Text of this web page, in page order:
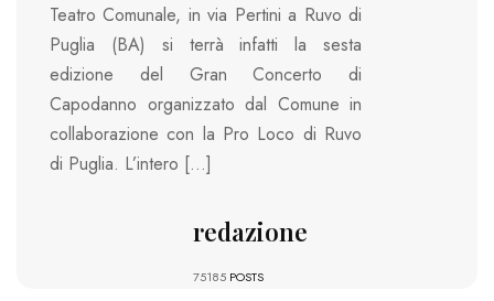
Teatro Comunale, in via Pertini a Ruvo di
Puglia (BA) si terrà infatti la sesta
edizione del Gran Concerto di
Capodanno organizzato dal Comune in
collaborazione con la Pro Loco di Ruvo
di Puglia. L’intero […]
redazione
75185 POSTS